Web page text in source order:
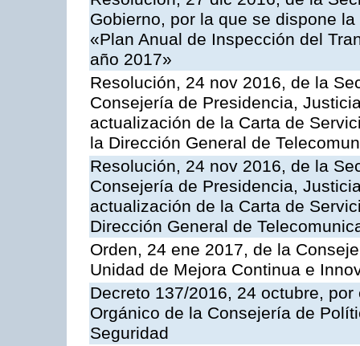
Gobierno, por la que se dispone
«Plan Anual de Inspección del
año 2017»
Resolución, 24 nov 2016, de la
Consejería de Presidencia,
actualización de la Carta de
la Dirección General de
Resolución, 24 nov 2016, de la
Consejería de Presidencia,
actualización de la Carta de
Dirección General de
Orden, 24 ene 2017, de la
Unidad de Mejora Continua e
Decreto 137/2016, 24 octubre,
Orgánico de la Consejería de
Seguridad